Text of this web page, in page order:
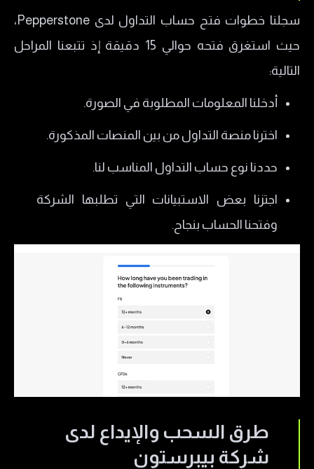
سجلنا خطوات فتح حساب التداول لدى Pepperstone،
حيث استغرق فتحه حوالي 15 دقيقة إذ تتبعنا المراحل
التالية:
أدخلنا المعلومات المطلوبة في الصورة.
اخترنا منصة التداول من بين المنصات المذكورة.
حددنا نوع حساب التداول المناسب لنا.
اجتزنا بعض الاستبيانات التي تطلبها الشركة
وفتحنا الحساب بنجاح.
​طرق السحب والإيداع لدى
شركة بيبرستون